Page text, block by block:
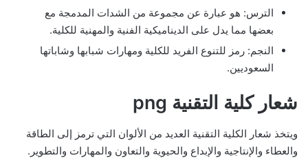
الترس: هو عبارة عن مجموعة من الشدات المدمجة مع
بعضها مما يدل على الديناميكية الفنية والمهنية للكلية.
النجم: رمز للتنوع الفريد للكلية ومهارات شبابها وشاباتها
السعوديين.
شعار كلية التقنية png
ويتخذ شعار الكلية التقنية العديد من الألوان التي ترمز إلى الطاقة
والعطاء والإنتاجية والإبداع والحيوية والتعاون والمهارات والتطوير.